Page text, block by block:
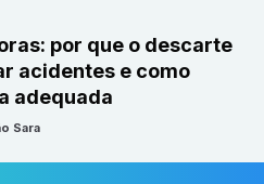
por que o descarte
acidentes e como
adequada
Sara